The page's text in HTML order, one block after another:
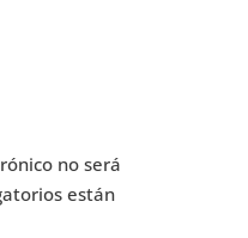
no será
están